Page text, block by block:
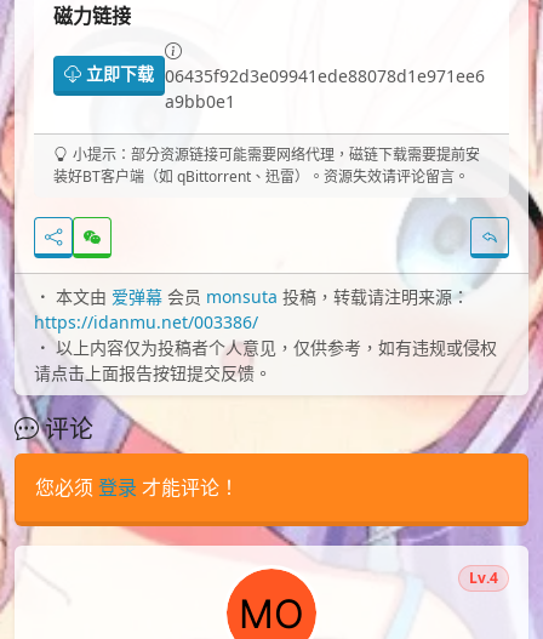
磁力链接
立即下载 06435f92d3e09941ede88078d1e971ee6
a9bb0e1
小提示：部分资源链接可能需要网络代理，磁链下载需要提前安
装好BT客户端（如 qBittorrent、迅雷）。资源失效请评论留言。
本文由 爱弹幕 会员 monsuta 投稿，转载请注明来源：
https://idanmu.net/003386/
以上内容仅为投稿者个人意见，仅供参考，如有违规或侵权
请点击上面报告按钮提交反馈。
评论
您必须 登录 才能评论！
Lv.4